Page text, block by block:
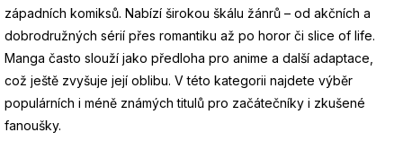
západních komiksů. Nabízí širokou škálu žánrů – od akčních a
dobrodružných sérií přes romantiku až po horor či slice of life.
Manga často slouží jako předloha pro anime a další adaptace,
což ještě zvyšuje její oblibu. V této kategorii najdete výběr
populárních i méně známých titulů pro začátečníky i zkušené
fanoušky.
o
t
ř
e
b